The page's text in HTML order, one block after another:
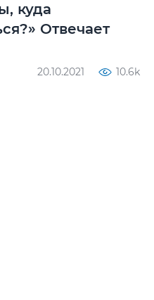
куда
Отвечает
20.10.2021 10.6k